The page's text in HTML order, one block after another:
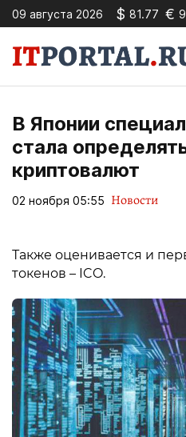
09 августа 2026 $ 81.77 €
В Японии
стала
криптовалют
02 ноября 05:55 Новости
Также оценивается и
токенов – ICO.